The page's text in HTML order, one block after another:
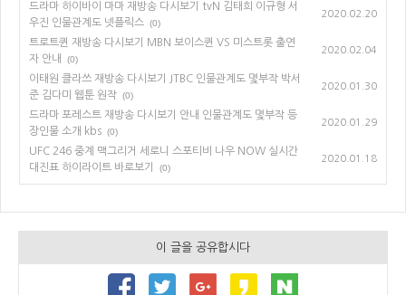
드라마 하이바이 마마 재방송 다시보기 tvN 김태희 이규형 서
우진 인물관계도 넷플릭스 (0)
2020.02.20
트로트퀸 재방송 다시보기 MBN 보이스퀸 VS 미스트롯 출연
자 안내
(0)
2020.02.04
이태원 클라쓰 재방송 다시보기 JTBC 인물관계도 몇부작 박서
준 김다미 웹툰 원작 (0)
2020.01.30
드라마 포레스트 재방송 다시보기 안내 인물관계도 몇부작 등
장인물 소개 kbs (0)
2020.01.29
UFC 246 중계 맥그리거 세로니 스포티비 나우 NOW 실시간
대진표 하이라이트 바로보기
(0)
2020.01.18
이 글을 공유합시다